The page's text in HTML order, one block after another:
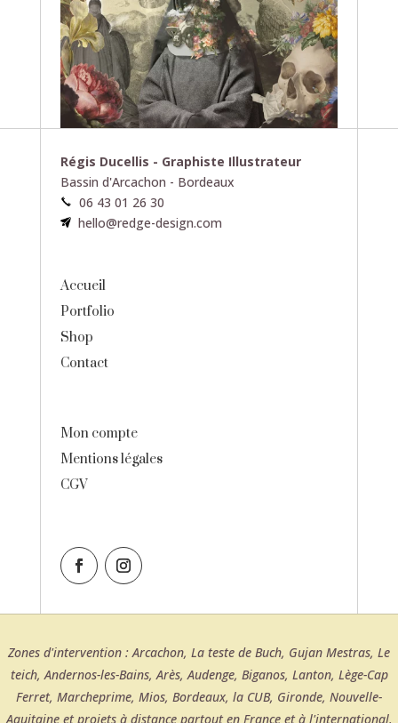
Régis Ducellis - Graphiste Illustrateur
Bassin d'Arcachon - Bordeaux
06 43 01 26 30
hello@redge-design.com
Accueil
Portfolio
Shop
Contact
Mon compte
Mentions légales
CGV
Zones d'intervention : Arcachon, La teste de Buch, Gujan Mestras, Le
teich, Andernos-les-Bains, Arès, Audenge, Biganos, Lanton, Lège-Cap
Ferret, Marcheprime, Mios, Bordeaux, la CUB, Gironde, Nouvelle-
Aquitaine et projets à distance partout en France et à l'international.